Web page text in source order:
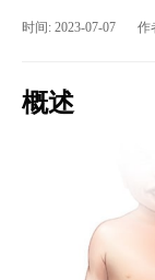
时间: 2023-07-07 作
概述